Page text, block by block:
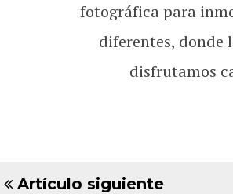
fotográfica para
diferentes, donde
disfrutamos
Artículo siguiente